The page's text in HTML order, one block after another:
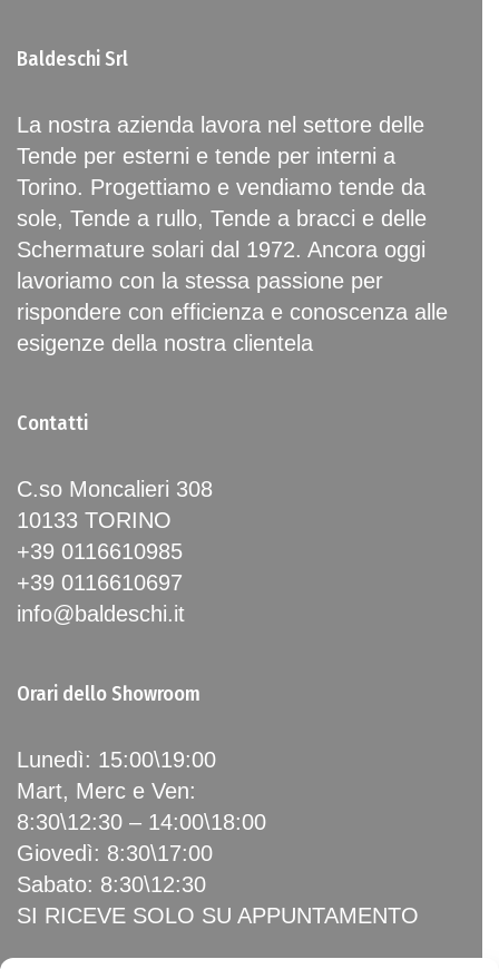
Baldeschi Srl
La nostra azienda lavora nel settore delle
Tende per esterni e tende per interni a
Torino. Progettiamo e vendiamo tende da
sole, Tende a rullo, Tende a bracci e delle
Schermature solari dal 1972. Ancora oggi
lavoriamo con la stessa passione per
rispondere con efficienza e conoscenza alle
esigenze della nostra clientela
Contatti
C.so Moncalieri 308
10133 TORINO
+39 0116610985
+39 0116610697
info@baldeschi.it
Orari dello Showroom
Lunedì: 15:00\19:00
Mart, Merc e Ven:
8:30\12:30 – 14:00\18:00
Giovedì: 8:30\17:00
Sabato: 8:30\12:30
SI RICEVE SOLO SU APPUNTAMENTO